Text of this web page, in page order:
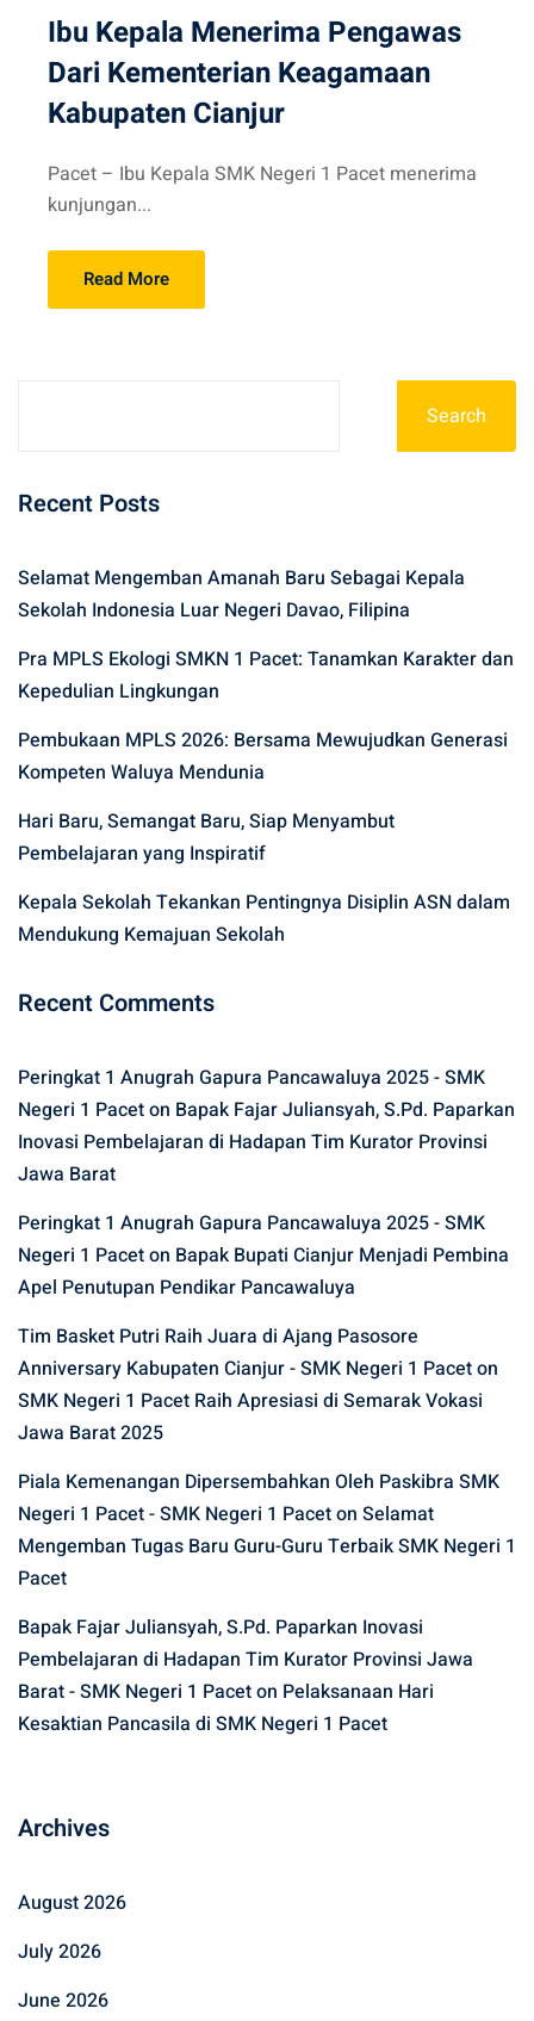
Ibu Kepala Menerima Pengawas
Dari Kementerian Keagamaan
Kabupaten Cianjur
Pacet – Ibu Kepala SMK Negeri 1 Pacet menerima
kunjungan...
Read More
Search
Recent Posts
Selamat Mengemban Amanah Baru Sebagai Kepala
Sekolah Indonesia Luar Negeri Davao, Filipina
Pra MPLS Ekologi SMKN 1 Pacet: Tanamkan Karakter dan
Kepedulian Lingkungan
Pembukaan MPLS 2026: Bersama Mewujudkan Generasi
Kompeten Waluya Mendunia
Hari Baru, Semangat Baru, Siap Menyambut
Pembelajaran yang Inspiratif
Kepala Sekolah Tekankan Pentingnya Disiplin ASN dalam
Mendukung Kemajuan Sekolah
Recent Comments
Peringkat 1 Anugrah Gapura Pancawaluya 2025 - SMK
Negeri 1 Paceton Bapak Fajar Juliansyah, S.Pd. Paparkan
Inovasi Pembelajaran di Hadapan Tim Kurator Provinsi
Jawa Barat
Peringkat 1 Anugrah Gapura Pancawaluya 2025 - SMK
Negeri 1 Paceton Bapak Bupati Cianjur Menjadi Pembina
Apel Penutupan Pendikar Pancawaluya
Tim Basket Putri Raih Juara di Ajang Pasosore
Anniversary Kabupaten Cianjur - SMK Negeri 1 Paceton
SMK Negeri 1 Pacet Raih Apresiasi di Semarak Vokasi
Jawa Barat 2025
Piala Kemenangan Dipersembahkan Oleh Paskibra SMK
Negeri 1 Pacet - SMK Negeri 1 Paceton Selamat
Mengemban Tugas Baru Guru-Guru Terbaik SMK Negeri 1
Pacet
Bapak Fajar Juliansyah, S.Pd. Paparkan Inovasi
Pembelajaran di Hadapan Tim Kurator Provinsi Jawa
Barat - SMK Negeri 1 Paceton Pelaksanaan Hari
Kesaktian Pancasila di SMK Negeri 1 Pacet
Archives
August 2026
July 2026
June 2026